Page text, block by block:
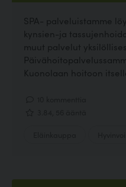
SPA- palveluistamme
kynsien-ja
muut palvelut
Kuonolaan hoitoon